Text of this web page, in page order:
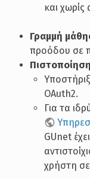
και χωρίς
Γραμμή
προόδου σε
OAuth2.
Για τα
GUnet
χρήστη